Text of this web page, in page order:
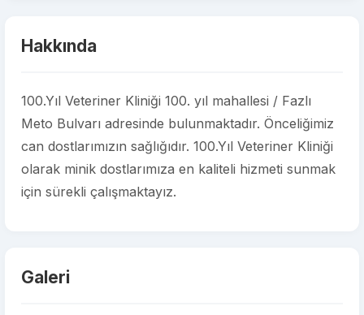
Hakkında
100.Yıl Veteriner Kliniği 100. yıl mahallesi / Fazlı
Meto Bulvarı adresinde bulunmaktadır. Önceliğimiz
can dostlarımızın sağlığıdır. 100.Yıl Veteriner Kliniği
olarak minik dostlarımıza en kaliteli hizmeti sunmak
için sürekli çalışmaktayız.
Galeri